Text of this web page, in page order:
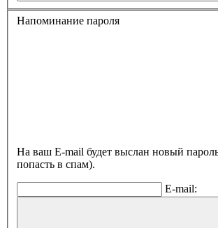
Напоминание пароля
На ваш E-mail будет выслан новый
попасть в спам).
E-mail: